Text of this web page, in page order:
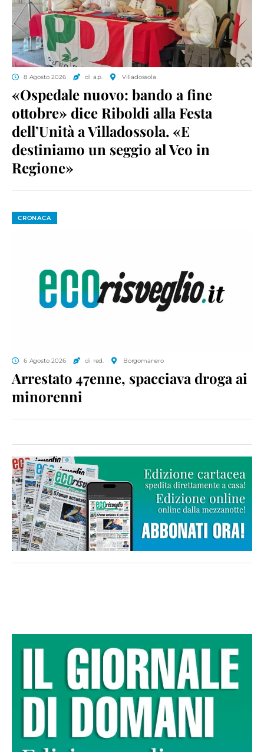
8 Agosto 2026 di a.p. Villadossola
«Ospedale nuovo: bando a fine
ottobre» dice Riboldi alla Festa
dell’Unità a Villadossola. «E
destiniamo un seggio al Vco in
Regione»
CRONACA
6 Agosto 2026 di red. Borgomanero
Arrestato 47enne, spacciava droga ai
minorenni